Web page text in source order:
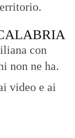
con
non ne ha.
video e ai